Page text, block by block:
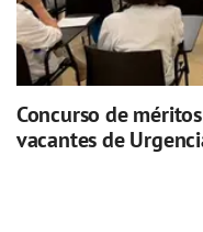
Concurso de
vacantes de